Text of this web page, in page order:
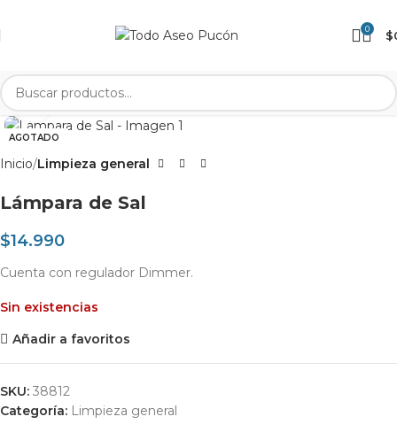
0 $
AGOTADO
Clic para agrandar
Inicio Limpieza general
Lámpara de Sal
$14.990
Cuenta con regulador Dimmer.
Sin existencias
Añadir a favoritos
SKU: 38812
Categoría: Limpieza general